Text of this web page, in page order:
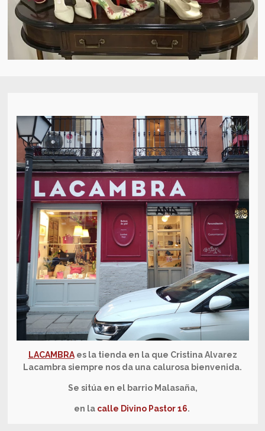
LACAMBRA es la tienda en la que Cristina Alvarez
Lacambra siempre nos da una calurosa bienvenida.
Se sitúa en el barrio Malasaña,
en la calle Divino Pastor 16.